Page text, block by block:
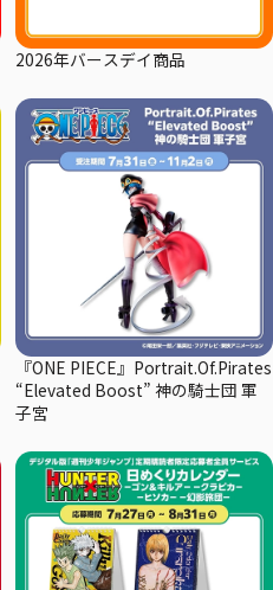
2026年バースデイ商品
『ONE PIECE』Portrait.Of.Pirates
“Elevated Boost” 神の騎士団 軍
子宮